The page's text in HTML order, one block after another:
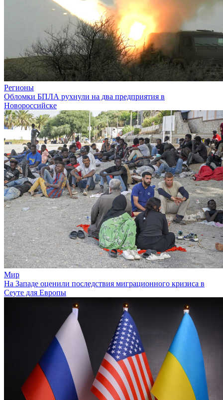
Регионы
Обломки БПЛА рухнули на два предприятия в
Новороссийске
Мир
На Западе оценили последствия миграционного кризиса в
Сеуте для Европы